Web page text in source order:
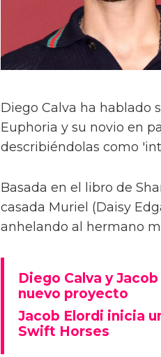
Diego Calva ha hablado
Euphoria y su novio en
describiéndolas como
Basada en el libro de
casada Muriel (Daisy
anhelando al hermano
Diego Calva y
nuevo proyecto
Jacob Elordi inicia
Swift Horses